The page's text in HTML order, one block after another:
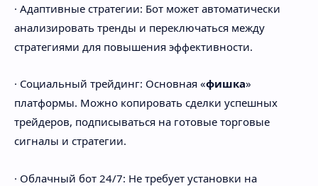
· Адаптивные стратегии: Бот может автоматически
анализировать тренды и переключаться между
стратегиями для повышения эффективности.
· Социальный трейдинг: Основная «фишка»
платформы. Можно копировать сделки успешных
трейдеров, подписываться на готовые торговые
сигналы и стратегии.
· Облачный бот 24/7: Не требует установки на